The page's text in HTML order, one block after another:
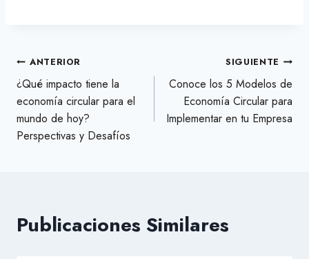
Navegación
de
entradas
ANTERIOR
¿Qué impacto tiene la
economía circular para el
mundo de hoy?
Perspectivas y Desafíos
SIGUIENTE
Conoce los 5 Modelos de
Economía Circular para
Implementar en tu Empresa
Publicaciones Similares